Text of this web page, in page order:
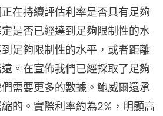
在持續評估利率是否具有足夠
是否已經達到足夠限制性的水
足夠限制性的水平，或者距離
。在宣佈我們已經採取了足夠
需要更多的數據。鮑威爾還承
的。實際利率約為2%，明顯高